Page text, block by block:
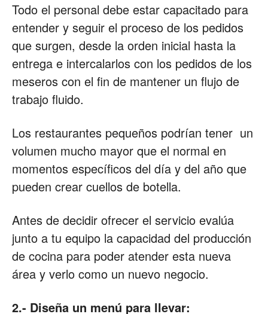
Todo el personal debe estar capacitado para
entender y seguir el proceso de los pedidos
que surgen, desde la orden inicial hasta la
entrega e intercalarlos con los pedidos de los
meseros con el fin de mantener un flujo de
trabajo fluido.
Los restaurantes pequeños podrían tener un
volumen mucho mayor que el normal en
momentos específicos del día y del año que
pueden crear cuellos de botella.
Antes de decidir ofrecer el servicio evalúa
junto a tu equipo la capacidad del producción
de cocina para poder atender esta nueva
área y verlo como un nuevo negocio.
2.- Diseña un menú para llevar: